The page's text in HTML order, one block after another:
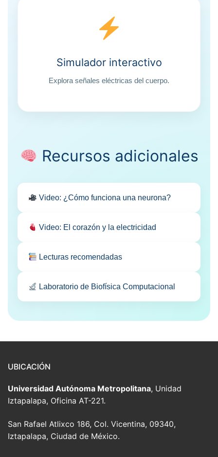
Simulador interactivo
Explora señales eléctricas del cuerpo.
Recursos adicionales
Video: ¿Cómo funciona una neurona?
Video: El corazón y la electricidad
Lecturas recomendadas
Laboratorio de Biofísica Computacional
UBICACIÓN
Universidad Autónoma Metropolitana, Unidad
Iztapalapa, Oficina AT-221.
San Rafael Atlixco 186, Col. Vicentina, 09340,
Iztapalapa, Ciudad de México.